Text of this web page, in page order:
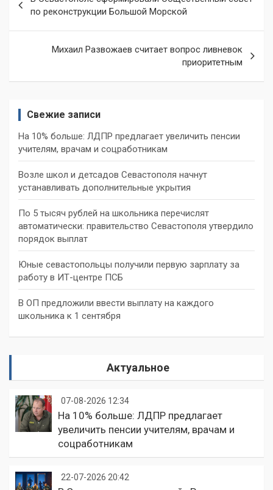
по
записям
по реконструкции Большой Морской
Михаил Развожаев считает вопрос ливневок
приоритетным
Свежие записи
На 10% больше: ЛДПР предлагает увеличить пенсии
учителям, врачам и соцработникам
Возле школ и детсадов Севастополя начнут
устанавливать дополнительные укрытия
По 5 тысяч рублей на школьника перечислят
автоматически: правительство Севастополя утвердило
порядок выплат
Юные севастопольцы получили первую зарплату за
работу в ИТ-центре ПСБ
В ОП предложили ввести выплату на каждого
школьника к 1 сентября
Актуальное
07-08-2026 12:34
На 10% больше: ЛДПР предлагает
увеличить пенсии учителям, врачам и
соцработникам
22-07-2026 20:42